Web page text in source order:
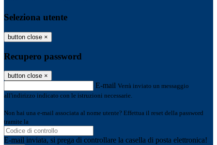
Seleziona utente
button close ×
Recupero password
button close ×
E-mail Verrà inviato un messaggio
all'indirizzo indicato con le istruzioni necessarie.
Non hai una e-mail associata al nome utente? Effettua il reset della password
tramite la
E-mail inviata, si prega di controllare la casella di posta elettronica!